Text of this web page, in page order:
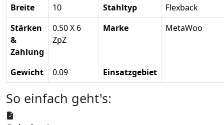
Breite
10 Stahltyp
Flexback
Stärken
&
Zahlung
0.50 X 6
ZpZ
Marke MetaWoo
Gewicht 0.09 Einsatzgebiet
So einfach geht's: